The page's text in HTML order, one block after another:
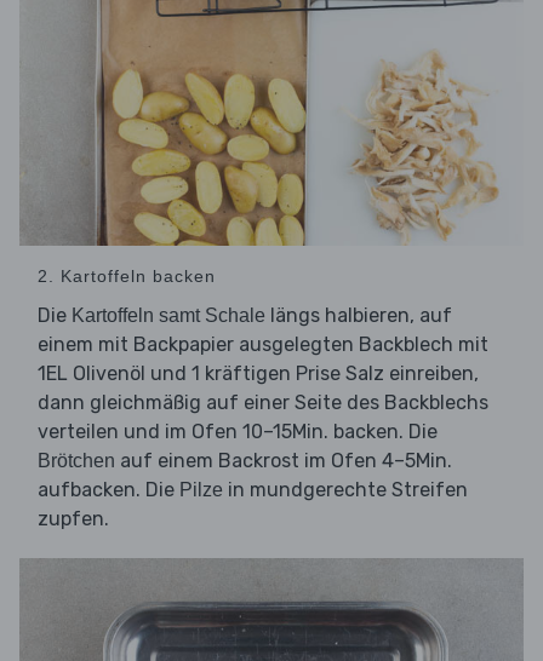
2. Kartoffeln backen
Die Kartoffeln samt Schale längs halbieren, auf
einem mit Backpapier ausgelegten Backblech mit
1EL Olivenöl und 1 kräftigen Prise Salz einreiben,
dann gleichmäßig auf einer Seite des Backblechs
verteilen und im Ofen 10–15Min. backen. Die
Brötchen auf einem Backrost im Ofen 4–5Min.
aufbacken. Die Pilze in mundgerechte Streifen
zupfen.